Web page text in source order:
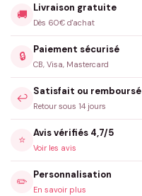
🚚
Livraison gratuite
Dès 60€ d'achat
🔒
Paiement sécurisé
CB, Visa, Mastercard
↩️
Satisfait ou remboursé
Retour sous 14 jours
⭐
Avis vérifiés 4,7/5
Voir les avis
✏️
Personnalisation
En savoir plus